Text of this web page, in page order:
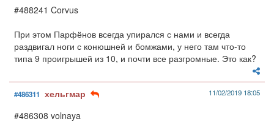
#488241 Corvus
При этом Парфёнов всегда упирался с нами и всегда
раздвигал ноги с конюшней и бомжами, у него там что-то
типа 9 проигрышей из 10, и почти все разгромные. Это как?
#486311 хельгмар 11/02/2019 18:05
#486308 volnaya